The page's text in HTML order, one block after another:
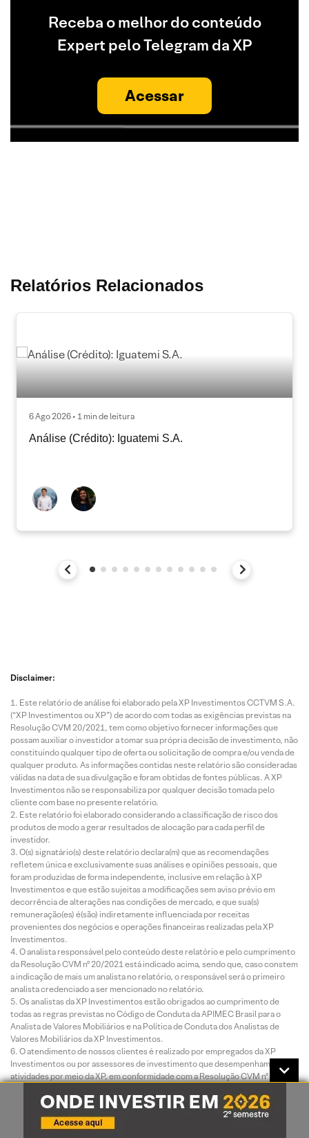
Receba o melhor do conteúdo
Expert pelo Telegram da XP
Acessar
Relatórios Relacionados
6 Ago 2026 • 1 min de leitura
Análise (Crédito): Iguatemi S.A.
Disclaimer:
Este relatório de análise foi elaborado pela XP Investimentos CCTVM S.A.
(“XP Investimentos ou XP”) de acordo com todas as exigências previstas na
Resolução CVM 20/2021, tem como objetivo fornecer informações que
possam auxiliar o investidor a tomar sua própria decisão de investimento, não
constituindo qualquer tipo de oferta ou solicitação de compra e/ou venda de
qualquer produto. As informações contidas neste relatório são consideradas
válidas na data de sua divulgação e foram obtidas de fontes públicas. A XP
Investimentos não se responsabiliza por qualquer decisão tomada pelo
cliente com base no presente relatório.
Este relatório foi elaborado considerando a classificação de risco dos
produtos de modo a gerar resultados de alocação para cada perfil de
investidor.
O(s) signatário(s) deste relatório declara(m) que as recomendações
refletem única e exclusivamente suas análises e opiniões pessoais, que
foram produzidas de forma independente, inclusive em relação à XP
Investimentos e que estão sujeitas a modificações sem aviso prévio em
decorrência de alterações nas condições de mercado, e que sua(s)
remuneração(es) é(são) indiretamente influenciada por receitas
provenientes dos negócios e operações financeiras realizadas pela XP
Investimentos.
O analista responsável pelo conteúdo deste relatório e pelo cumprimento
da Resolução CVM nº 20/2021 está indicado acima, sendo que, caso constem
a indicação de mais um analista no relatório, o responsável será o primeiro
analista credenciado a ser mencionado no relatório.
Os analistas da XP Investimentos estão obrigados ao cumprimento de
todas as regras previstas no Código de Conduta da APIMEC Brasil para o
Analista de Valores Mobiliários e na Política de Conduta dos Analistas de
Valores Mobiliários da XP Investimentos.
O atendimento de nossos clientes é realizado por empregados da XP
Investimentos ou por assessores de investimento que desempenham suas
atividades por meio da XP, em conformidade com a Resolução CVM nº
Corretoras e Distribuidoras de Títulos e Valores Mobiliários – ANCORD. O
assessor de investimento não pode realizar consultoria, administração ou
gestão de patrimônio de clientes, devendo atuar como intermediário e